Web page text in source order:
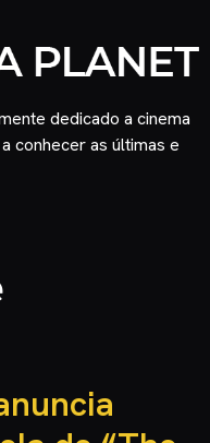
dedicado a cinema
conhecer as últimas e